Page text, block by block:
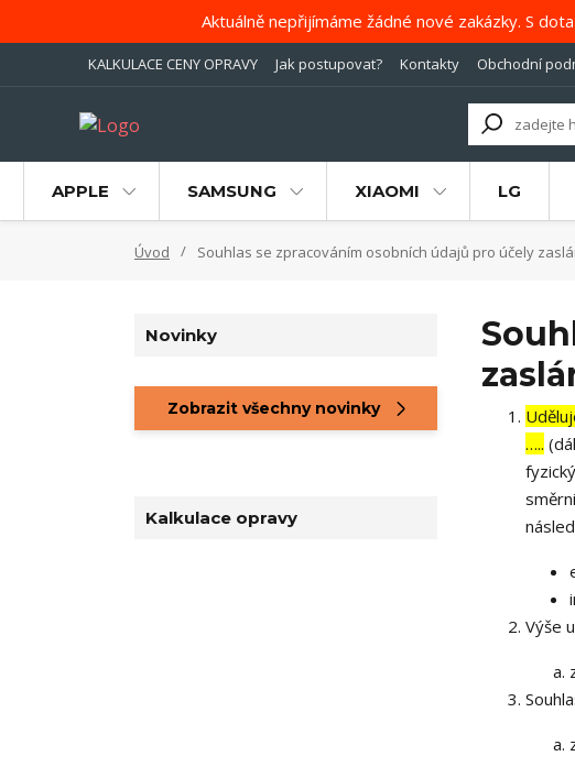
Aktuálně nepřijímáme žádné nové zakázky. S
KALKULACE CENY OPRAVY Jak postupovat? Kontakty Obchodní
APPLE SAMSUNG XIAOMI LG
Úvod Souhlas se zpracováním osobních údajů pro účely
Novinky
Zobrazit všechny novinky
Kalkulace opravy
…..
Výše